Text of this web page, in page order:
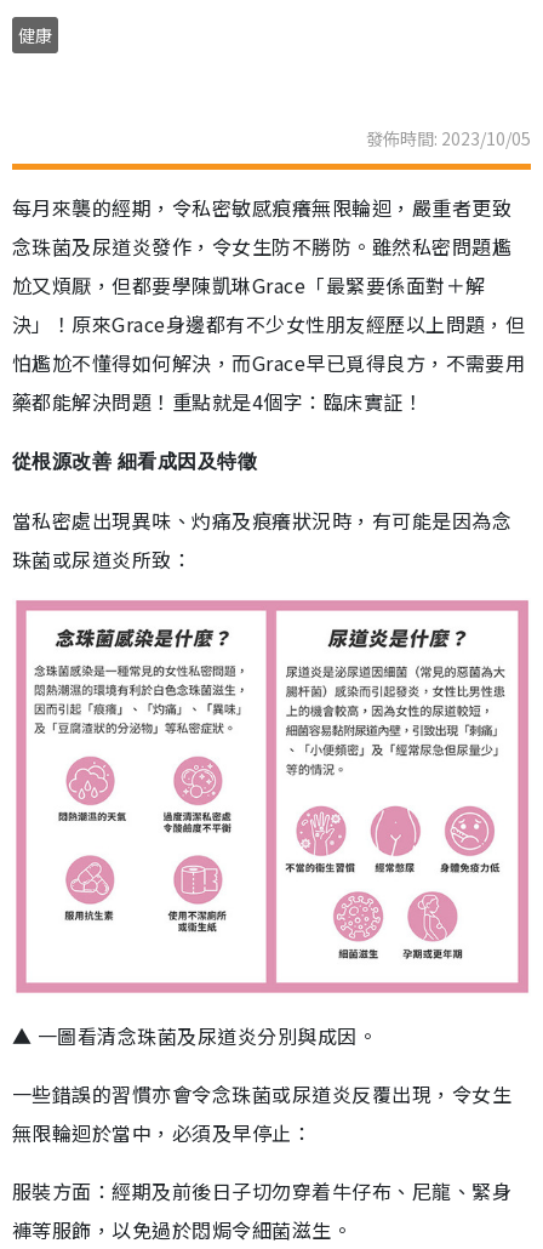
健康
發佈時間: 2023/10/05
每月來襲的經期，令私密敏感痕癢無限輪迴，嚴重者更致
念珠菌及尿道炎發作，令女生防不勝防。雖然私密問題尷
尬又煩厭，但都要學陳凱琳Grace「最緊要係面對＋解
決」！原來Grace身邊都有不少女性朋友經歷以上問題，但
怕尷尬不懂得如何解決，而Grace早已覓得良方，不需要用
藥都能解決問題！重點就是4個字：臨床實証！
從根源改善 細看成因及特徵
當私密處出現異味、灼痛及痕癢狀況時，有可能是因為念
珠菌或尿道炎所致：
▲ 一圖看清念珠菌及尿道炎分別與成因。
一些錯誤的習慣亦會令念珠菌或尿道炎反覆出現，令女生
無限輪迴於當中，必須及早停止：
服裝方面：經期及前後日子切勿穿着牛仔布、尼龍、緊身
褲等服飾，以免過於悶焗令細菌滋生。